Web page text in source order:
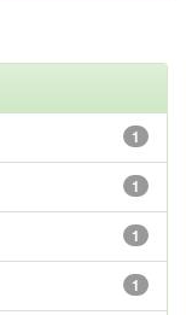
1
1
1
1